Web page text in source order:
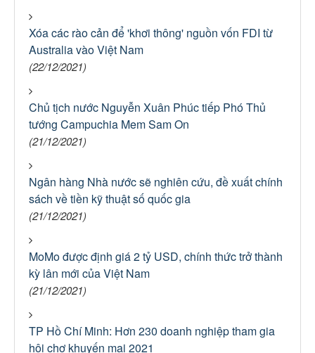
Xóa các rào cản để 'khơi thông' nguồn vốn FDI từ
Australia vào Việt Nam
(22/12/2021)
Chủ tịch nước Nguyễn Xuân Phúc tiếp Phó Thủ
tướng Campuchia Mem Sam On
(21/12/2021)
Ngân hàng Nhà nước sẽ nghiên cứu, đề xuất chính
sách về tiền kỹ thuật số quốc gia
(21/12/2021)
MoMo được định giá 2 tỷ USD, chính thức trở thành
kỳ lân mới của Việt Nam
(21/12/2021)
TP Hồ Chí Minh: Hơn 230 doanh nghiệp tham gia
hội chợ khuyến mại 2021